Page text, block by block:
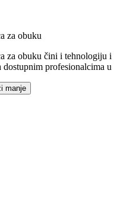
za obuku
za obuku čini i tehnologiju i
dostupnim profesionalcima
manje